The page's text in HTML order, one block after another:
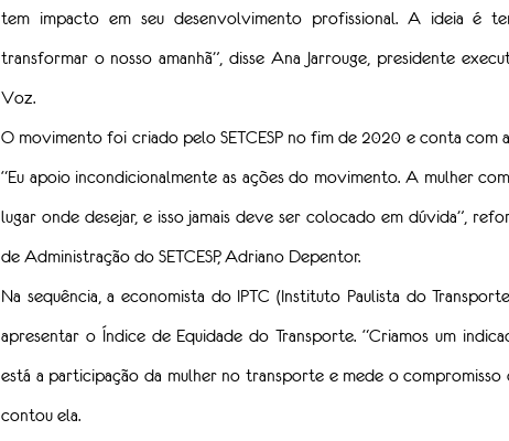
tem impacto em seu desenvolvimento profissional. A ideia é
transformar o nosso amanhã”, disse Ana Jarrouge, presidente
Voz.
O movimento foi criado pelo SETCESP no fim de 2020 e conta com
“Eu apoio incondicionalmente as ações do movimento. A mulher
lugar onde desejar, e isso jamais deve ser colocado em dúvida”,
de Administração do SETCESP, Adriano Depentor.
Na sequência, a economista do IPTC (Instituto Paulista do
apresentar o Índice de Equidade do Transporte. “Criamos um
está a participação da mulher no transporte e mede o compromisso
contou ela.